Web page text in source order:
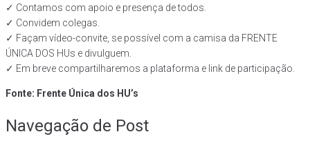
✓ Contamos com apoio e presença de todos.
✓ Convidem colegas.
✓ Façam vídeo-convite, se possível com a camisa da FRENTE
ÚNICA DOS HUs e divulguem.
✓ Em breve compartilharemos a plataforma e link de participação.
Fonte: Frente Única dos HU’s
Navegação de Post